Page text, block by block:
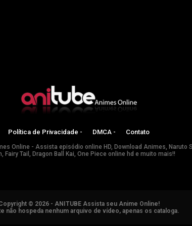
Política de Privacidade - DMCA - Contato
Online - Assista episódio online HD, Download Animes, Naruto
Fairy Tail, Dragon Ball Kai, One Piece online hd e muito mais!!
© 2026 - ANITUBE Assista seu Anime Online!
não hospeda nenhum arquivo de vídeo, apenas os cataloga.